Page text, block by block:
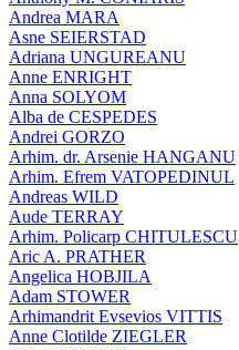
Andrea MARA
Asne SEIERSTAD
Adriana UNGUREANU
Anne ENRIGHT
Anna SOLYOM
Alba de CESPEDES
Andrei GORZO
Arhim. dr. Arsenie HANGANU
Arhim. Efrem VATOPEDINUL
Andreas WILD
Aude TERRAY
Arhim. Policarp CHITULESCU
Aric A. PRATHER
Angelica HOBJILA
Adam STOWER
Arhimandrit Evsevios VITTIS
Anne Clotilde ZIEGLER